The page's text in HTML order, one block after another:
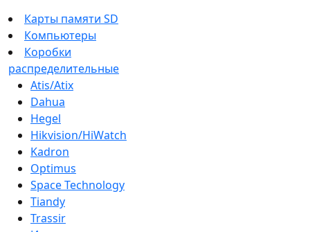
Карты памяти SD
Компьютеры
Коробки
распределительные
Atis/Atix
Dahua
Hegel
Hikvision/HiWatch
Kadron
Optimus
Space Technology
Tiandy
Trassir